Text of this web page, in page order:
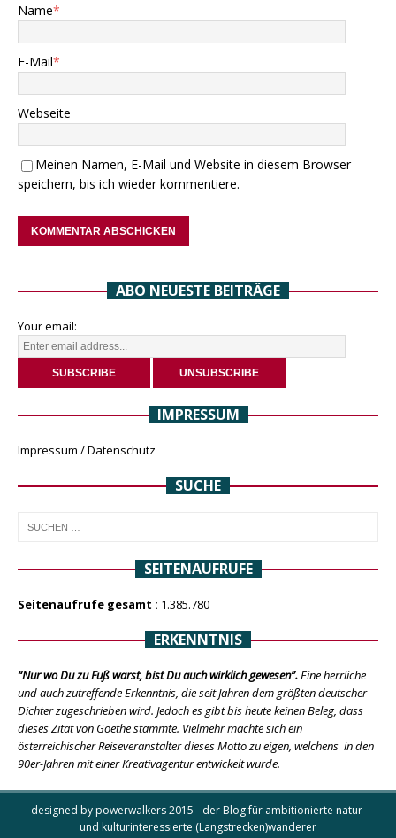
Name*
E-Mail*
Webseite
Meinen Namen, E-Mail und Website in diesem Browser
speichern, bis ich wieder kommentiere.
ABO NEUESTE BEITRÄGE
Your email:
IMPRESSUM
Impressum / Datenschutz
SUCHE
SEITENAUFRUFE
Seitenaufrufe gesamt : 1.385.780
ERKENNTNIS
“Nur wo Du zu Fuß warst, bist Du auch wirklich gewesen”.Eine herrliche
und auch zutreffende Erkenntnis, die seit Jahren dem größten deutscher
Dichter zugeschrieben wird. Jedoch es gibt bis heute keinen Beleg, dass
dieses Zitat von Goethe stammte. Vielmehr machte sich ein
österreichischer Reiseveranstalter dieses Motto zu eigen, welchens in den
90er-Jahren mit einer Kreativagentur entwickelt wurde.
designed by powerwalkers 2015 - der Blog für ambitionierte natur-
und kulturinteressierte (Langstrecken)wanderer